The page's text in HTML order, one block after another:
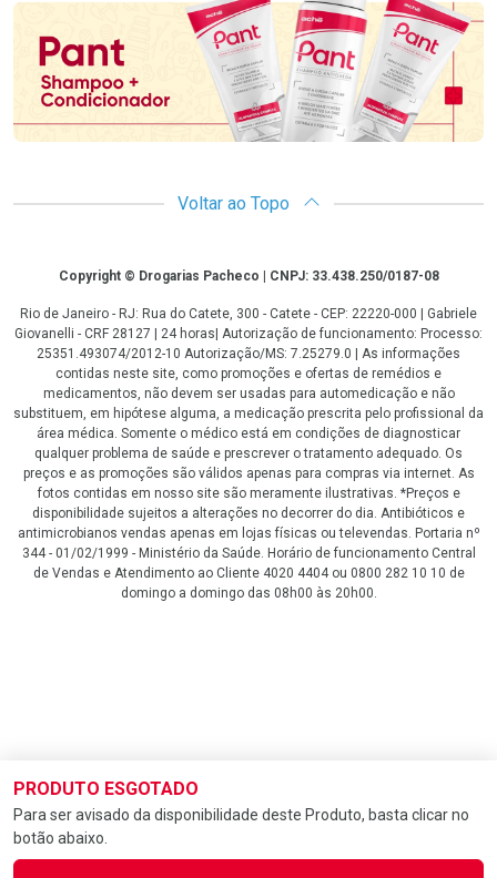
PRODUTO ESGOTADO
Para ser avisado da disponibilidade deste Produto, basta clicar no
botão abaixo.
Voltar ao Topo
CopyrightCopyright © Drogarias Pacheco | CNPJ: 33.438.250/0187-08
Rio de Janeiro - RJ: Rua do Catete, 300 - Catete - CEP: 22220-000 | Gabriele
Giovanelli - CRF 28127 | 24 horas| Autorização de funcionamento: Processo:
25351.493074/2012-10 Autorização/MS: 7.25279.0 | As informações
contidas neste site, como promoções e ofertas de remédios e
medicamentos, não devem ser usadas para automedicação e não
substituem, em hipótese alguma, a medicação prescrita pelo profissional da
área médica. Somente o médico está em condições de diagnosticar
qualquer problema de saúde e prescrever o tratamento adequado. Os
preços e as promoções são válidos apenas para compras via internet. As
fotos contidas em nosso site são meramente ilustrativas. *Preços e
disponibilidade sujeitos a alterações no decorrer do dia. Antibióticos e
antimicrobianos vendas apenas em lojas físicas ou televendas. Portaria nº
344 - 01/02/1999 - Ministério da Saúde. Horário de funcionamento Central
de Vendas e Atendimento ao Cliente 4020 4404 ou 0800 282 10 10 de
domingo a domingo das 08h00 às 20h00.